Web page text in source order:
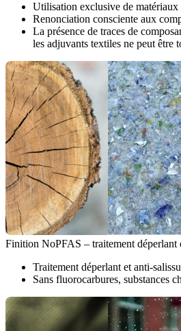
Utilisation exclusive de
Renonciation consciente aux
La présence de traces de
les adjuvants textiles ne peut être
Finition NoPFAS – traitement déperlant
Traitement déperlant et anti-
Sans fluorocarbures, substances